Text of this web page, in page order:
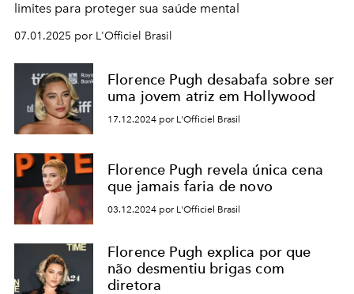
limites para proteger sua saúde mental
07.01.2025 por L'Officiel Brasil
Florence Pugh desabafa sobre ser
uma jovem atriz em Hollywood
17.12.2024 por L'Officiel Brasil
Florence Pugh revela única cena
que jamais faria de novo
03.12.2024 por L'Officiel Brasil
Florence Pugh explica por que
não desmentiu brigas com
diretora